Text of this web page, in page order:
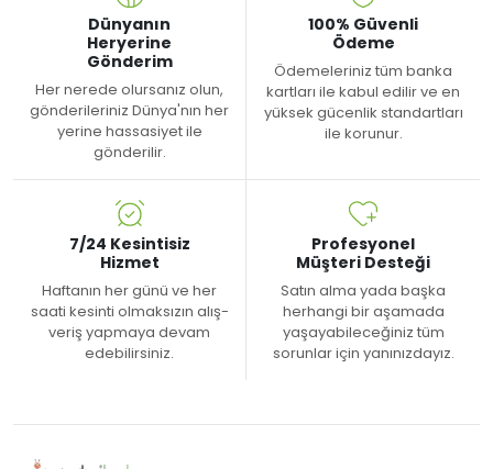
Dünyanın
Heryerine
Gönderim
Her nerede olursanız olun,
gönderileriniz Dünya'nın her
yerine hassasiyet ile
gönderilir.
100% Güvenli
Ödeme
Ödemeleriniz tüm banka
kartları ile kabul edilir ve en
yüksek gücenlik standartları
ile korunur.
7/24 Kesintisiz
Hizmet
Haftanın her günü ve her
saati kesinti olmaksızın alış-
veriş yapmaya devam
edebilirsiniz.
Profesyonel
Müşteri Desteği
Satın alma yada başka
herhangi bir aşamada
yaşayabileceğiniz tüm
sorunlar için yanınızdayız.